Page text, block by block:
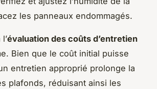
les panneaux endommagés.
évaluation des coûts d’entretien
Bien que le coût initial puisse
entretien approprié prolonge la
plafonds, réduisant ainsi les